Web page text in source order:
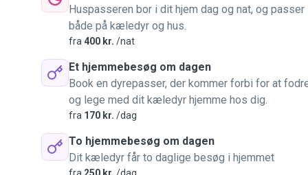
text me and we can talk.
course that I will visit
both are learning
Huspasseren bor i dit hjem dag og nat, og passer
både på kæledyr og hus.
fra 400 kr. /nat
Et hjemmebesøg om dagen
Book en dyrepasser, der kommer forbi for at
og lege med dit kæledyr hjemme hos dig.
fra 170 kr. /dag
To hjemmebesøg om dagen
Dit kæledyr får to daglige besøg i hjemmet